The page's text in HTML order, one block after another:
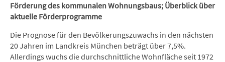
Förderung des kommunalen Wohnungsbaus; Überblick über
aktuelle Förderprogramme
Die Prognose für den Bevölkerungszuwachs in den nächsten
20 Jahren im Landkreis München beträgt über 7,5%.
Allerdings wuchs die durchschnittliche Wohnfläche seit 1972